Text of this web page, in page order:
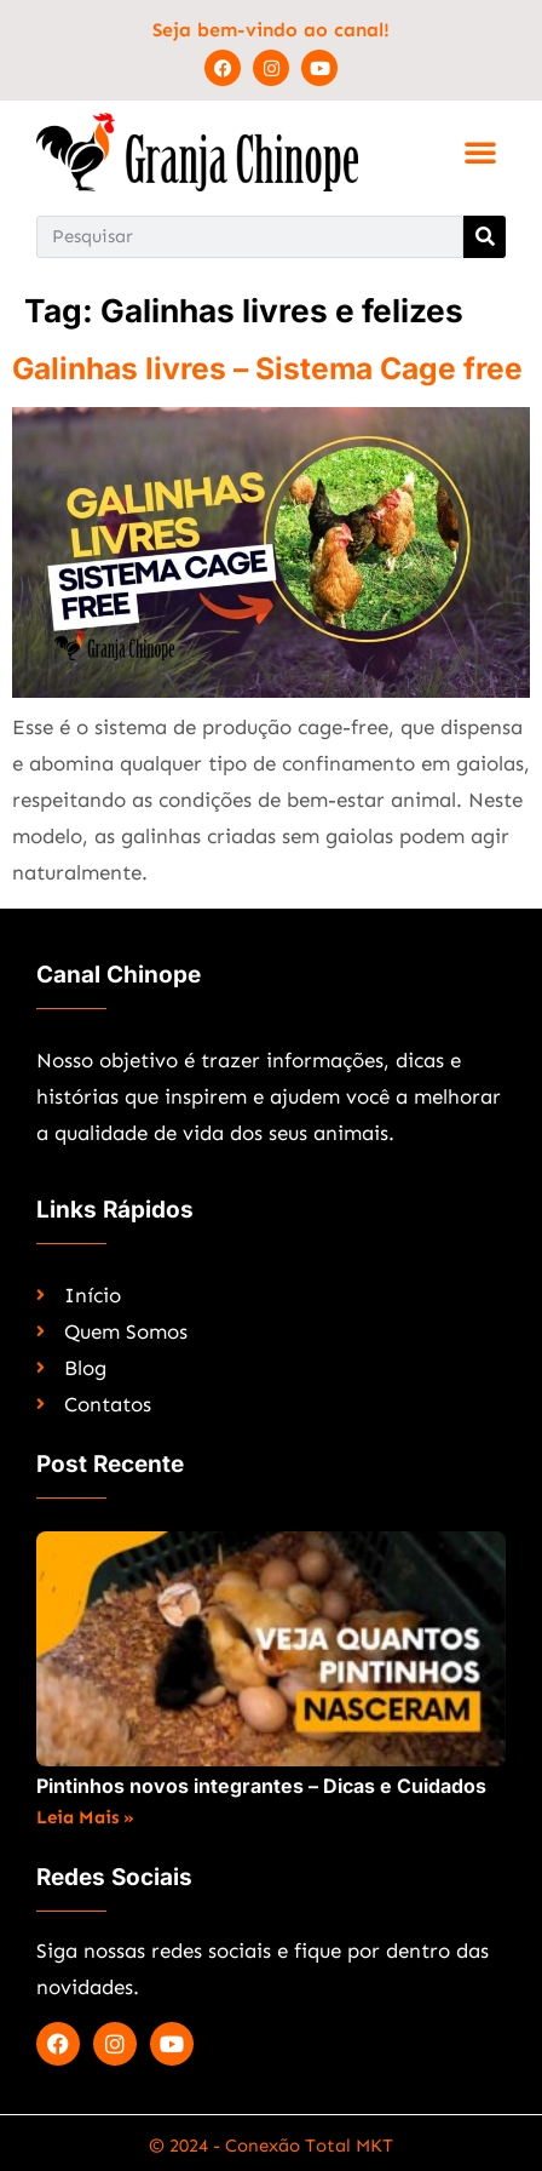
Seja bem-vindo ao canal!
Tag: Galinhas livres e felizes
Galinhas livres – Sistema Cage free
Esse é o sistema de produção cage-free, que dispensa
e abomina qualquer tipo de confinamento em gaiolas,
respeitando as condições de bem-estar animal. Neste
modelo, as galinhas criadas sem gaiolas podem agir
naturalmente.
Canal Chinope
Nosso objetivo é trazer informações, dicas e
histórias que inspirem e ajudem você a melhorar
a qualidade de vida dos seus animais.
Links Rápidos
Início
Quem Somos
Blog
Contatos
Post Recente
Pintinhos novos integrantes – Dicas e Cuidados
Leia Mais »
Redes Sociais
Siga nossas redes sociais e fique por dentro das
novidades.
© 2024 - Conexão Total MKT